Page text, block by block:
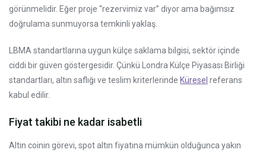
görünmelidir. Eğer proje “rezervimiz var” diyor ama bağımsız
doğrulama sunmuyorsa temkinli yaklaş.
LBMA standartlarına uygun külçe saklama bilgisi, sektör içinde
ciddi bir güven göstergesidir. Çünkü Londra Külçe Piyasası Birliği
standartları, altın saflığı ve teslim kriterlerinde Küresel referans
kabul edilir.
Fiyat takibi ne kadar isabetli
Altın coinin görevi, spot altın fiyatına mümkün olduğunca yakın